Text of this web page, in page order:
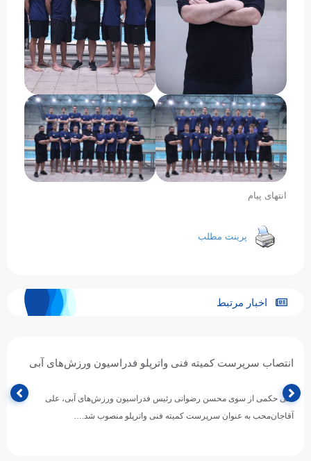
انتهای پیام
پرینت مطلب
اخبار مرتبط
آغاز اردوی آماده‌سازی تیم ملی واترپلوی ایران در روسیه / اردوی
مشترک با بلاروس و روسیه
تیم ملی واترپلوی بزرگسالان ایران در ادامه برنامه‌های آماده‌سازی برای حضور در